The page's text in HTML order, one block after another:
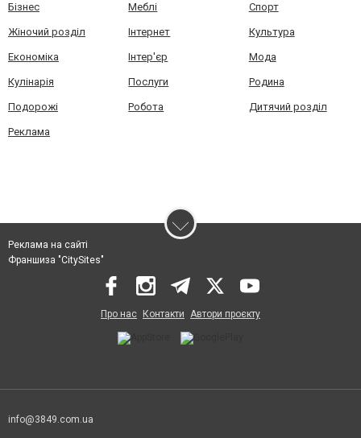
Бізнес Меблі Спорт
Жіночий розділ Інтернет Культура
Економіка Інтер'єр Мода
Кулінарія Послуги Родина
Подорожі Робота Дитячий розділ
Реклама
Реклама на сайті
Франшиза "CitySites"
Про нас Контакти Автори проєкту
info@3849.com.ua